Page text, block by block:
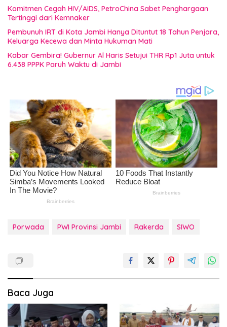
Komitmen Cegah HIV/AIDS, PetroChina Sabet Penghargaan
Tertinggi dari Kemnaker
Pembunuh IRT di Kota Jambi Hanya Dituntut 18 Tahun Penjara,
Keluarga Kecewa dan Minta Hukuman Mati
Kabar Gembira! Gubernur Al Haris Setujui THR Rp1 Juta untuk
6.438 PPPK Paruh Waktu di Jambi
Porwada PWI Provinsi Jambi Rakerda SIWO
Baca Juga